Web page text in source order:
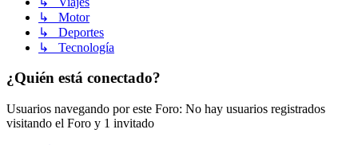
↳ Motor
↳ Deportes
↳ Tecnología
¿Quién está conectado?
Usuarios navegando por este Foro: No hay usuarios registrados
visitando el Foro y 1 invitado